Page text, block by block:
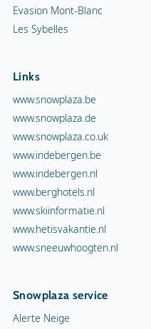
Evasion Mont-Blanc
Les Sybelles
Links
www.snowplaza.be
www.snowplaza.de
www.snowplaza.co.uk
www.indebergen.be
www.indebergen.nl
www.berghotels.nl
www.skiinformatie.nl
www.hetisvakantie.nl
www.sneeuwhoogten.nl
Snowplaza service
Alerte Neige